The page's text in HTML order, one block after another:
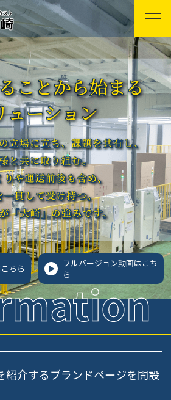
ちら フルバージョン動画はこち
ら
紹介するブランドページを開設